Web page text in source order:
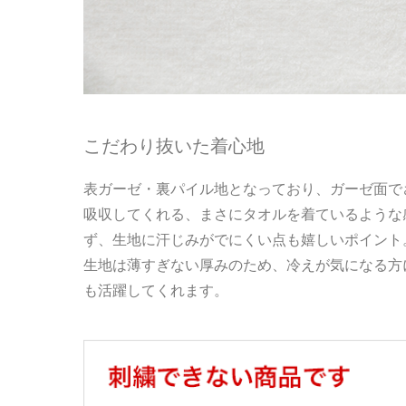
こだわり抜いた着心地
表ガーゼ・裏パイル地となっており、ガーゼ面
吸収してくれる、まさにタオルを着ているよう
ず、生地に汗じみがでにくい点も嬉しいポイント
生地は薄すぎない厚みのため、冷えが気になる
も活躍してくれます。